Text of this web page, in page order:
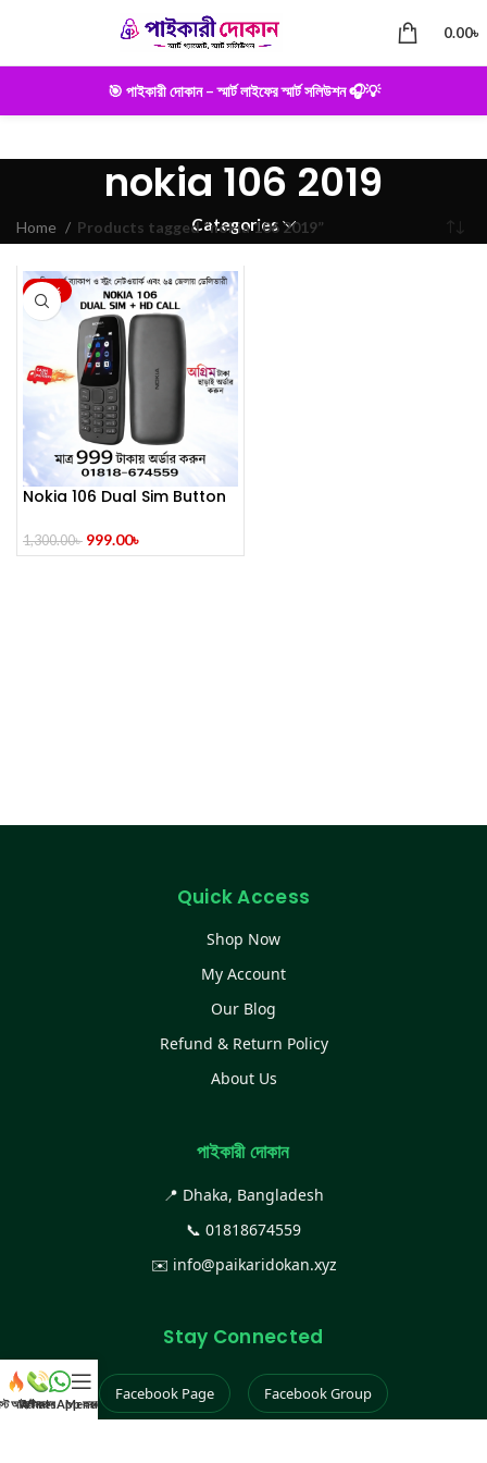
0.00৳
🎯 পাইকারী দোকান – স্মার্ট লাইফের স্মার্ট সলিউশন 🎧💡
nokia 106 2019
Categories
Home Products tagged “nokia 106 2019”
-23%
Nokia 106 Dual Sim Button
1,300.00৳ 999.00৳
Quick Access
Shop Now
My Account
Our Blog
Refund & Return Policy
About Us
পাইকারী দোকান
📍 Dhaka, Bangladesh
📞 01818674559
✉️ info@paikaridokan.xyz
Stay Connected
Facebook Page Facebook Group
আইটেম
কল করুন
WhatsApp করুন
Menu